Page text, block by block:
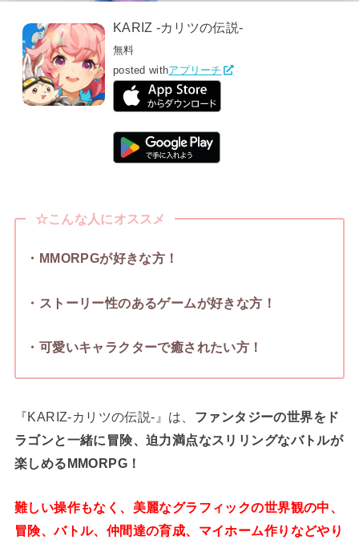
KARIZ -カリツの伝説-
無料
posted withアプリーチ
☆こんな人にオススメ
・MMORPGが好きな方！
・ストーリー性のあるゲームが好きな方！
・可愛いキャラクターで癒されたい方！
『KARIZ-カリツの伝説‐』は、 ファンタジーの世界をド
ラゴンと一緒に冒険、迫力満点なスリリングなバトルが
楽しめるMMORPG！
難しい操作もなく、美麗なグラフィックの世界観の中、
冒険、バトル、仲間達の育成、マイホーム作りなどやり